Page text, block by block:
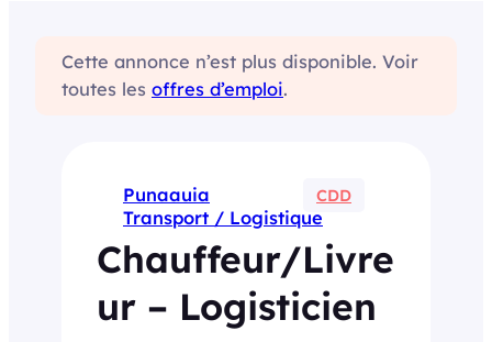
Cette annonce n’est plus disponible. Voir
toutes les offres d’emploi.
Punaauia CDD
Transport / Logistique
Chauffeur/Livre
ur – Logisticien